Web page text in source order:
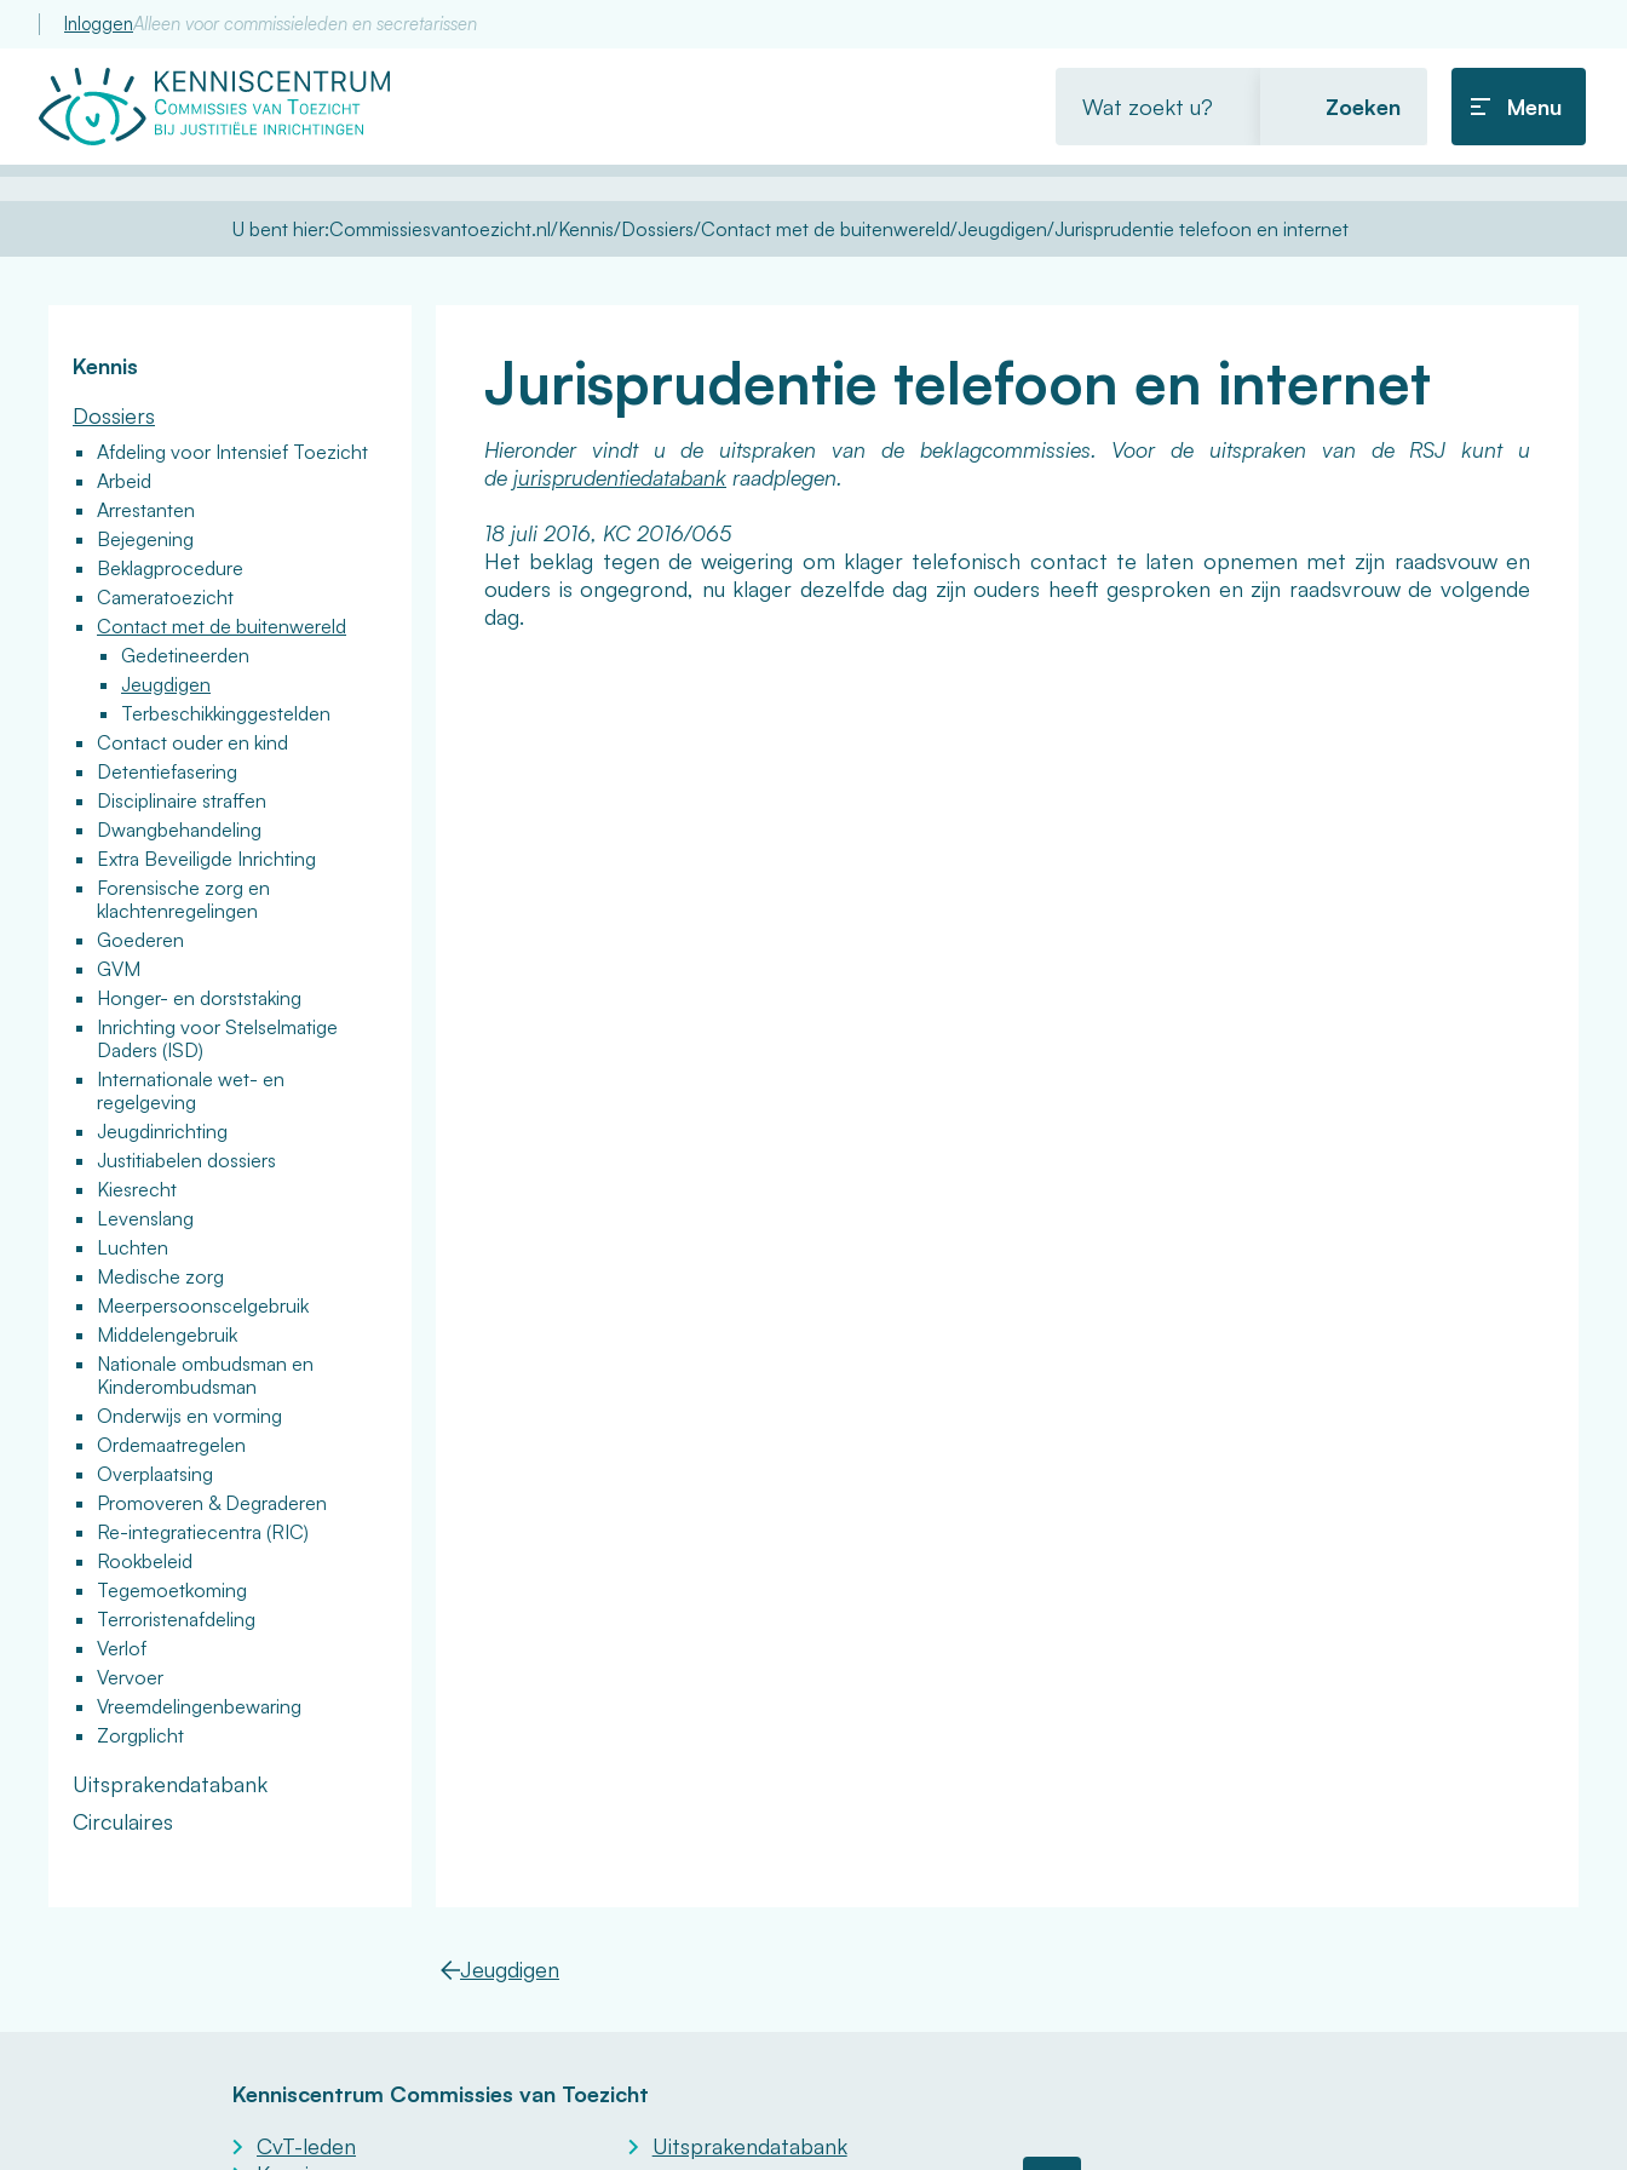
Commissie
zoekt
Menu
InloggenAlleen voor commissieleden en secretarissen
U bent hier:Commissiesvantoezicht.nl Kennis Dossiers Contact met de buitenwereld Jeugdigen Jurisprudentie telefoon en internet
Jurisprudentie telefoon en internet
Hieronder vindt u de uitspraken van de beklagcommissies. Voor de uitspraken van de RSJ kunt u
de jurisprudentiedatabank raadplegen.
18 juli 2016, KC 2016/065
Het beklag tegen de weigering om klager telefonisch contact te laten opnemen met zijn raadsvouw en
ouders is ongegrond, nu klager dezelfde dag zijn ouders heeft gesproken en zijn raadsvrouw de volgende
dag.
Kennis
Dossiers
Afdeling voor Intensief Toezicht
Arbeid
Arrestanten
Bejegening
Beklagprocedure
Cameratoezicht
Contact met de buitenwereld
Gedetineerden
Jeugdigen
Terbeschikkinggestelden
Contact ouder en kind
Detentiefasering
Disciplinaire straffen
Dwangbehandeling
Extra Beveiligde Inrichting
Forensische zorg en
klachtenregelingen
Goederen
GVM
Honger- en dorststaking
Inrichting voor Stelselmatige
Daders (ISD)
Internationale wet- en
regelgeving
Jeugdinrichting
Justitiabelen dossiers
Kiesrecht
Levenslang
Luchten
Medische zorg
Meerpersoonscelgebruik
Middelengebruik
Nationale ombudsman en
Kinderombudsman
Onderwijs en vorming
Ordemaatregelen
Overplaatsing
Promoveren & Degraderen
Re-integratiecentra (RIC)
Rookbeleid
Tegemoetkoming
Terroristenafdeling
Verlof
Vervoer
Vreemdelingenbewaring
Zorgplicht
Uitsprakendatabank
Circulaires
Jeugdigen
Kenniscentrum Commissies van Toezicht
CvT-leden
Uitsprakendatabank